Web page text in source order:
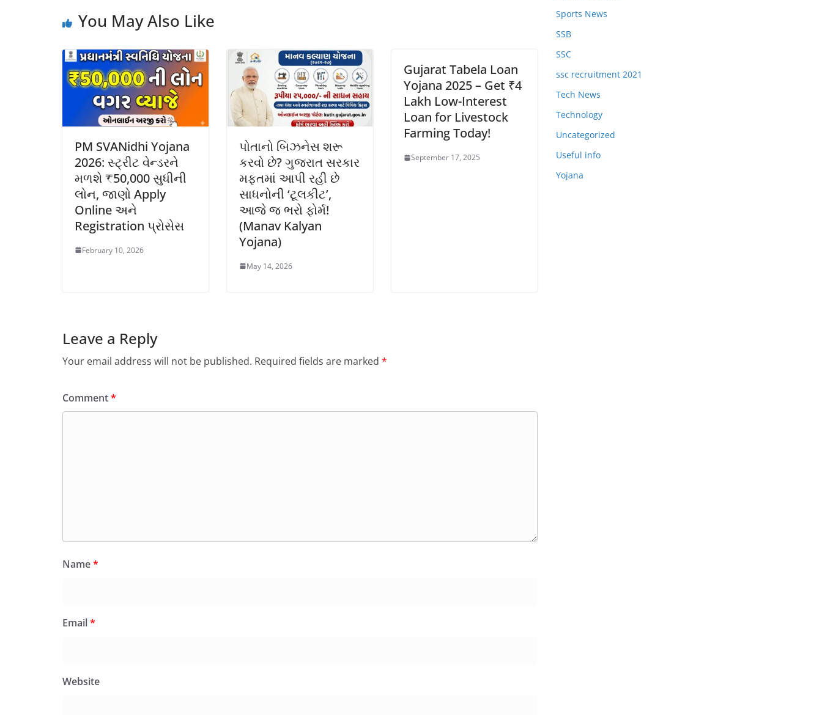
You May Also Like
PM SVANidhi Yojana
2026: સ્ટ્રીટ વેન્ડરને
મળશે ₹50,000 સુધીની
લોન, જાણો Apply
Online અને
Registration પ્રોસેસ
February 10, 2026
પોતાનો બિઝનેસ શરૂ
કરવો છે? ગુજરાત સરકાર
મફતમાં આપી રહી છે
સાધનોની ‘ટૂલકીટ’,
આજે જ ભરો ફોર્મ!
(Manav Kalyan
Yojana)
May 14, 2026
Gujarat Tabela Loan
Yojana 2025 – Get ₹4
Lakh Low-Interest
Loan for Livestock
Farming Today!
September 17, 2025
Leave a Reply
Your email address will not be published. Required fields are marked *
Comment*
Name*
Email*
Website
Sports News
SSB
SSC
ssc recruitment 2021
Tech News
Technology
Uncategorized
Useful info
Yojana